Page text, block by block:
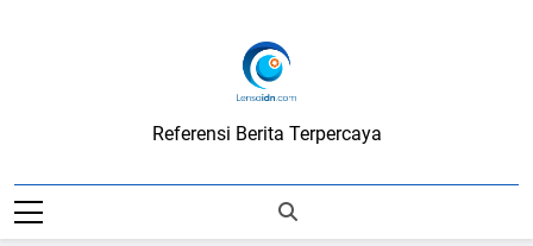
LensaIDN
Referensi Berita Terpercaya